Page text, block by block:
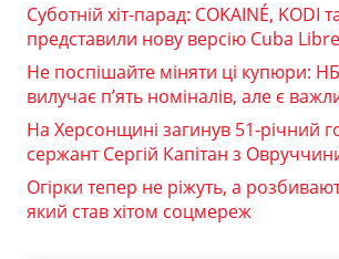
Суботній хіт-парад: COKAINÉ, KODI
представили нову версію Cuba
Не поспішайте міняти ці купюри:
вилучає п’ять номіналів, але є
На Херсонщині загинув 51-річний
сержант Сергій Капітан з
Огірки тепер не ріжуть, а
який став хітом соцмереж